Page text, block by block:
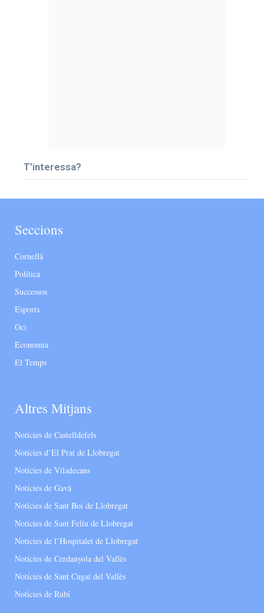
T’interessa?
Seccions
Cornellà
Política
Successos
Esports
Oci
Economia
El Temps
Altres Mitjans
Notícies de Castelldefels
Notícies d’El Prat de Llobregat
Notícies de Viladecans
Notícies de Gavà
Notícies de Sant Boi de Llobregat
Notícies de Sant Feliu de Llobregat
Notícies de l’Hospitalet de Llobregat
Notícies de Cerdanyola del Vallès
Notícies de Sant Cugat del Vallès
Notícies de Rubí